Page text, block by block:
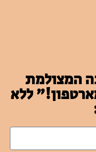
המצולמת
ללא